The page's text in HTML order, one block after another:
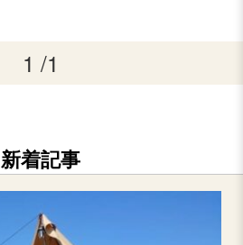
1 /1
新着記事